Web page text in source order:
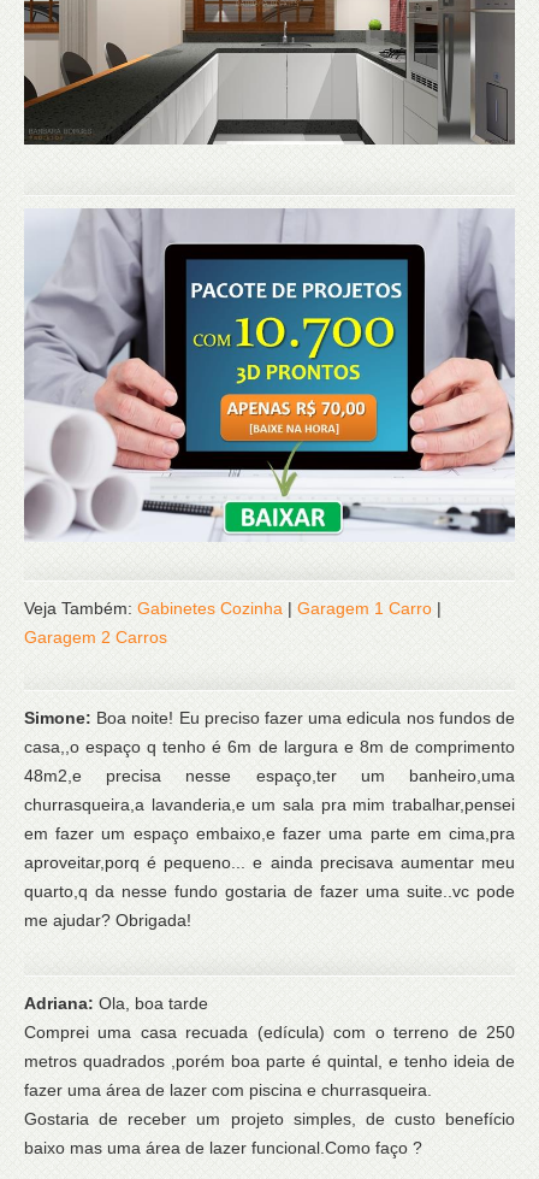
Veja Também: Gabinetes Cozinha | Garagem 1 Carro |
Garagem 2 Carros
Simone: Boa noite! Eu preciso fazer uma edicula nos fundos de
casa,,o espaço q tenho é 6m de largura e 8m de comprimento
48m2,e precisa nesse espaço,ter um banheiro,uma
churrasqueira,a lavanderia,e um sala pra mim trabalhar,pensei
em fazer um espaço embaixo,e fazer uma parte em cima,pra
aproveitar,porq é pequeno... e ainda precisava aumentar meu
quarto,q da nesse fundo gostaria de fazer uma suite..vc pode
me ajudar? Obrigada!
Adriana: Ola, boa tarde
Comprei uma casa recuada (edícula) com o terreno de 250
metros quadrados ,porém boa parte é quintal, e tenho ideia de
fazer uma área de lazer com piscina e churrasqueira.
Gostaria de receber um projeto simples, de custo benefício
baixo mas uma área de lazer funcional.Como faço ?